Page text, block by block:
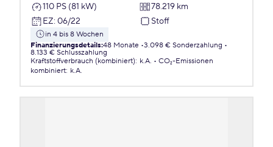
110 PS (81 kW)
78.219 km
EZ: 06/22 Stoff
in 4 bis 8 Wochen
Finanzierungsdetails:48 Monate 3.098 € Sonderzahlung
8.133 € Schlusszahlung
Kraftstoffverbrauch (kombiniert): k.A.
CO₂-Emissionen
kombiniert: k.A.